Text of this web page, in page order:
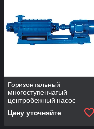
Горизонтальный
многоступенчатый
центробежный насос
Цену уточняйте